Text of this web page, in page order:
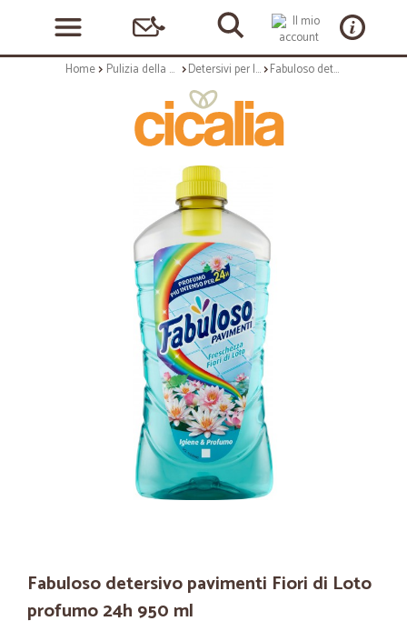
Home Pulizia della casa Detersivi per la casa Fabuloso detersivo pavimenti Fiori di Loto profumo 24h 950 ml
Fabuloso detersivo pavimenti Fiori di Loto
profumo 24h 950 ml